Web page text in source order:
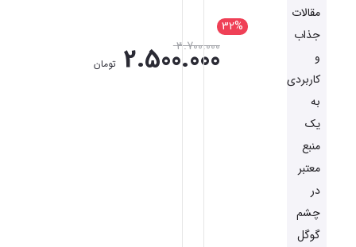
مقالات
جذاب
و
کاربردی
به
یک
منبع
معتبر
در
چشم
گوگل
32%
3.700.000
2.500.000 تومان